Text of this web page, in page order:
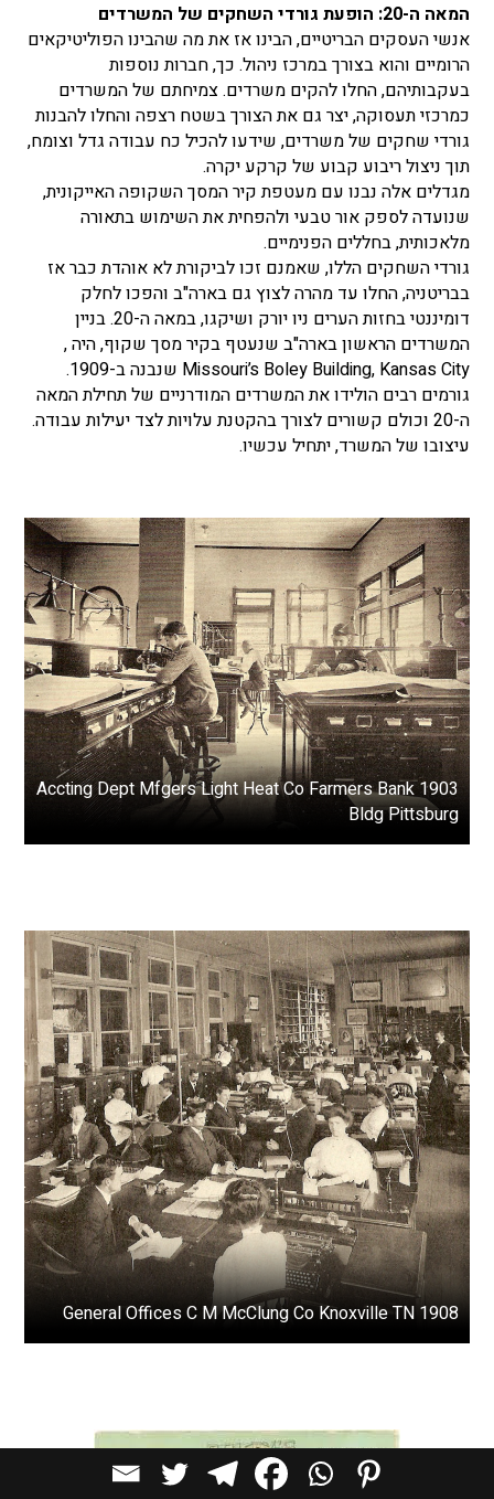
המאה ה-20: הופעת גורדי השחקים של המשרדים
אנשי העסקים הבריטיים, הבינו אז את מה שהבינו הפוליטיקאים
הרומיים והוא בצורך במרכז ניהול. כך, חברות נוספות
בעקבותיהם, החלו להקים משרדים. צמיחתם של המשרדים
כמרכזי תעסוקה, יצר גם את הצורך בשטח רצפה והחלו להבנות
גורדי שחקים של משרדים, שידעו להכיל כח עבודה גדל וצומח,
תוך ניצול ריבוע קבוע של קרקע יקרה.
מגדלים אלה נבנו עם מעטפת קיר המסך השקופה האייקונית,
שנועדה לספק אור טבעי ולהפחית את השימוש בתאורה
מלאכותית, בחללים הפנימיים.
גורדי השחקים הללו, שאמנם זכו לביקורת לא אוהדת כבר אז
בבריטניה, החלו עד מהרה לצוץ גם בארה"ב והפכו לחלק
דומיננטי בחזות הערים ניו יורק ושיקגו, במאה ה-20. בניין
המשרדים הראשון בארה"ב שנעטף בקיר מסך שקוף, היה ,
Missouri’s Boley Building, Kansas City שנבנה ב-1909.
גורמים רבים הולידו את המשרדים המודרניים של תחילת המאה
ה-20 וכולם קשורים לצורך בהקטנת עלויות לצד יעילות עבודה.
עיצובו של המשרד, יתחיל עכשיו.
1903 Accting Dept Mfgers Light Heat Co Farmers Bank
Bldg Pittsburg
1908 General Offices C M McClung Co Knoxville TN